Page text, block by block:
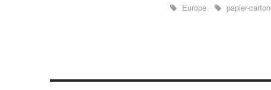
Europe papier-carton